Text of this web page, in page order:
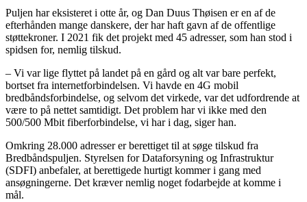
Puljen har eksisteret i otte år, og Dan Duus Thøisen er en af de
efterhånden mange danskere, der har haft gavn af de offentlige
støttekroner. I 2021 fik det projekt med 45 adresser, som han stod i
spidsen for, nemlig tilskud.
– Vi var lige flyttet på landet på en gård og alt var bare perfekt,
bortset fra internetforbindelsen. Vi havde en 4G mobil
bredbåndsforbindelse, og selvom det virkede, var det udfordrende at
være to på nettet samtidigt. Det problem har vi ikke med den
500/500 Mbit fiberforbindelse, vi har i dag, siger han.
Omkring 28.000 adresser er berettiget til at søge tilskud fra
Bredbåndspuljen. Styrelsen for Dataforsyning og Infrastruktur
(SDFI) anbefaler, at berettigede hurtigt kommer i gang med
ansøgningerne. Det kræver nemlig noget fodarbejde at komme i
mål.